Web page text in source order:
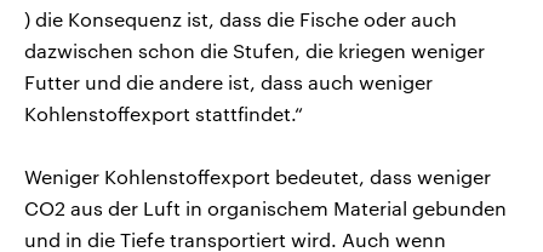
) die Konsequenz ist, dass die Fische oder auch
dazwischen schon die Stufen, die kriegen weniger
Futter und die andere ist, dass auch weniger
Kohlenstoffexport stattfindet.“
Weniger Kohlenstoffexport bedeutet, dass weniger
CO2 aus der Luft in organischem Material gebunden
und in die Tiefe transportiert wird. Auch wenn